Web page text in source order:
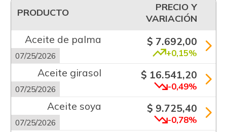
PRODUCTO
PRECIO Y
VARIACIÓN
Aceite de palma
07/25/2026
$ 7.692,00
+0,15%
Aceite girasol
07/25/2026
$ 16.541,20
-0,49%
Aceite soya
07/25/2026
$ 9.725,40
-0,78%